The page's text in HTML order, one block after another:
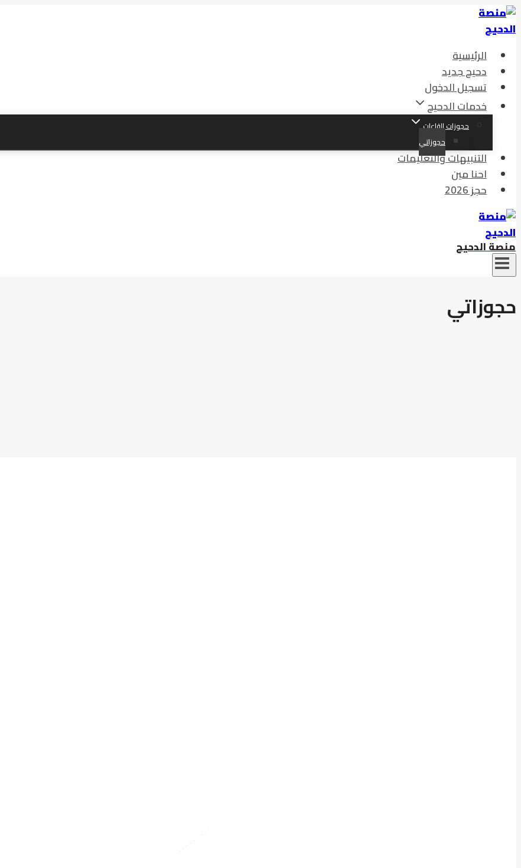
التجاوز
إلى
الرئيسية
دحيح جديد
تسجيل الدخول
خدمات الدحيح
حجوزات القاعات
حجوزاتي
التنبيهات والتعليمات
احنا مين
حجز 2026
منصة الدحيح
حجوزاتي